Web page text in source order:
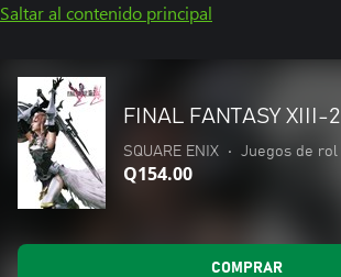
Saltar al contenido principal
FINAL FANTASY XIII-2
SQUARE ENIX • Juegos de rol
Q154.00
COMPRAR